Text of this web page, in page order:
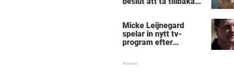
Micke Leijnegard
spelar in nytt tv-
program efter